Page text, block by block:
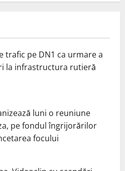
trafic pe DN1 ca urmare a
la infrastructura rutieră
luni o reuniune
pe fondul îngrijorărilor
focului